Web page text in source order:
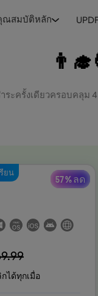
ณสมบัติหลัก
ระครั้งเดียวครอบคลุม
57 % ลด
ยน
ได้ทุกเมื่อ